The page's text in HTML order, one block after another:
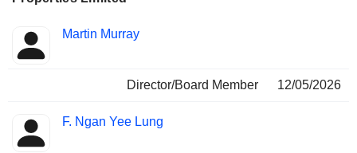
Insider
Fonctions
Martin Murray
Director/Board Member 12/05/2026
F. Ngan Yee Lung